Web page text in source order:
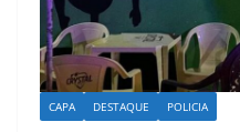
CAPA DESTAQUE POLICIA